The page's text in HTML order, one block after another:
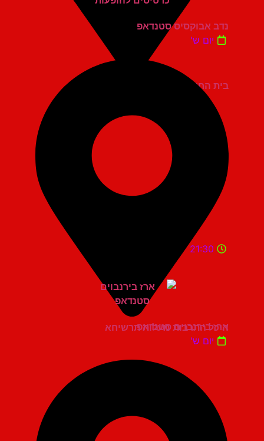
בית החייל תל אביב
נדב אבוקסיס סטנדאפ
יום ש'
היכל התרבות מעלות תרשיחא
21:30
ארז בירנבוים סטנדאפ
יום ש'